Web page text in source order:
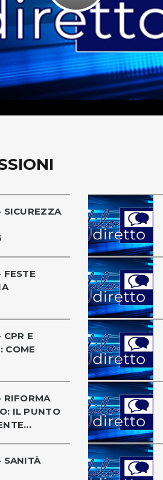
SICUREZZA
FESTE
E
COME
RIFORMA
IL PUNTO
SANITÀ